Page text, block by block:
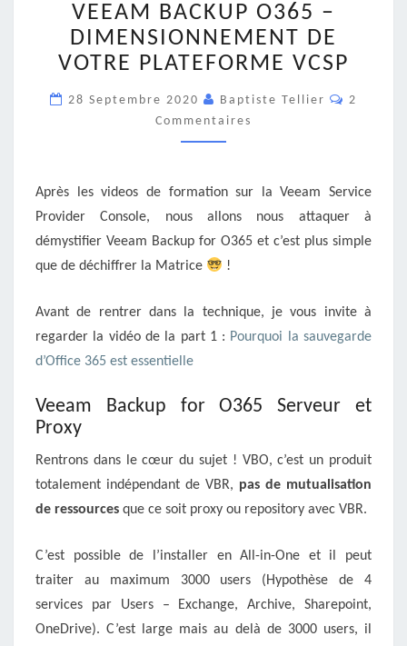
BACKUP
O365
–
DIMENSIONNEMENT
DE
VEEAM BACKUP O365 –
DIMENSIONNEMENT DE
VOTRE PLATEFORME VCSP
28 Septembre 2020 Baptiste Tellier
2
Commentaires
Après les videos de formation sur la Veeam Service
Provider Console, nous allons nous attaquer à
démystifier Veeam Backup for O365 et c’est plus simple
que de déchiffrer la Matrice
!
Avant de rentrer dans la technique, je vous invite à
regarder la vidéo de la part 1 : Pourquoi la sauvegarde
d’Office 365 est essentielle
Veeam Backup for O365 Serveur et
Proxy
Rentrons dans le cœur du sujet ! VBO, c’est un produit
totalement indépendant de VBR, pas de mutualisation
de ressources que ce soit proxy ou repository avec VBR.
C’est possible de l’installer en All-in-One et il peut
traiter au maximum 3000 users (Hypothèse de 4
services par Users – Exchange, Archive, Sharepoint,
OneDrive). C’est large mais au delà de 3000 users, il